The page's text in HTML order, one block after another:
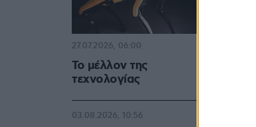
Το μέλλον της
τεχνολογίας
27.07.2026, 06:00
03.08.2026, 10:56